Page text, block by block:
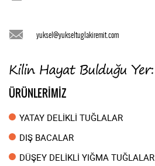
yuksel@yukseltuglakiremit.com
ÜRÜNLERİMİZ
YATAY DELİKLİ TUĞLALAR
DIŞ BACALAR
DÜŞEY DELİKLİ YIĞMA TUĞLALAR